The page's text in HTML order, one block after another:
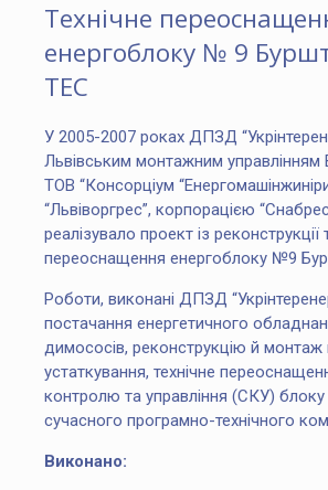
Технічне
енергоблоку № 9
ТЕС
У 2005-2007 роках ДПЗД
Львівським монтажним
ТОВ “Консорціум
“Львіворгрес”, корпорацією
реалізувало проект із реконструкції
переоснащення енергоблоку №9
Роботи, виконані ДПЗД
постачання енергетичного
димососів, реконструкцію й монтаж
устаткування, технічне
контролю та управління (СКУ) блоку
сучасного програмно-технічного
Виконано: